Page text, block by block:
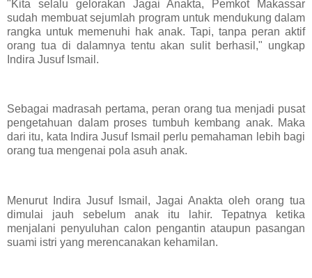
"Kita selalu gelorakan Jagai Anakta, Pemkot Makassar
sudah membuat sejumlah program untuk mendukung dalam
rangka untuk memenuhi hak anak. Tapi, tanpa peran aktif
orang tua di dalamnya tentu akan sulit berhasil," ungkap
Indira Jusuf Ismail.
Sebagai madrasah pertama, peran orang tua menjadi pusat
pengetahuan dalam proses tumbuh kembang anak. Maka
dari itu, kata Indira Jusuf Ismail perlu pemahaman lebih bagi
orang tua mengenai pola asuh anak.
Menurut Indira Jusuf Ismail, Jagai Anakta oleh orang tua
dimulai jauh sebelum anak itu lahir. Tepatnya ketika
menjalani penyuluhan calon pengantin ataupun pasangan
suami istri yang merencanakan kehamilan.